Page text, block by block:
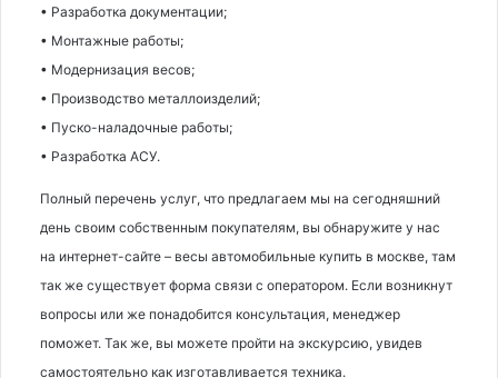
• Разработка документации;
• Монтажные работы;
• Модернизация весов;
• Производство металлоизделий;
• Пуско-наладочные работы;
• Разработка АСУ.
Полный перечень услуг, что предлагаем мы на сегодняшний
день своим собственным покупателям, вы обнаружите у нас
на интернет-сайте – весы автомобильные купить в москве, там
так же существует форма связи с оператором. Если возникнут
вопросы или же понадобится консультация, менеджер
поможет. Так же, вы можете пройти на экскурсию, увидев
самостоятельно как изготавливается техника.